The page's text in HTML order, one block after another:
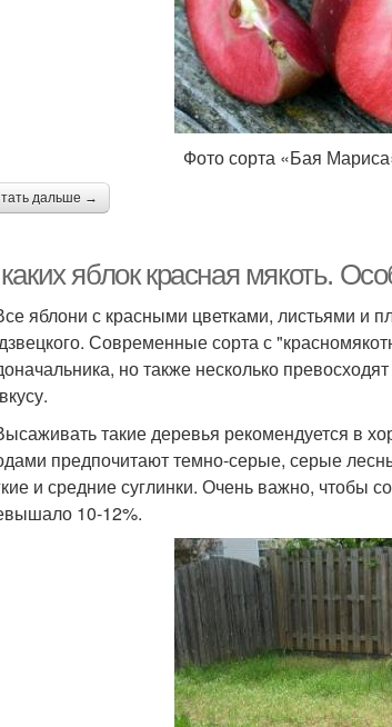
сорта «Бая
дальше →
яблок красная мякоть.
яблони с красными цветками, листьями и
Современные сорта с
но также несколько
такие деревья рекомендуется в
предпочитают темно-серые, серые
и средние суглинки. Очень важно, чтобы
10-12%.